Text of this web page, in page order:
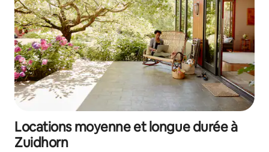
Locations moyenne et longue durée à
Zuidhorn